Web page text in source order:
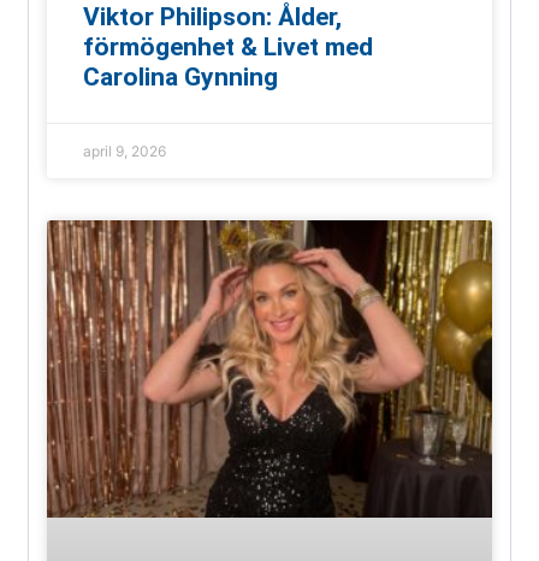
Viktor Philipson: Ålder,
förmögenhet & Livet med
Carolina Gynning
april 9, 2026